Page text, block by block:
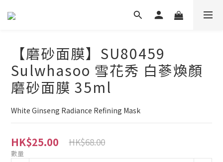
【磨砂面膜】SU80459
Sulwhasoo 雪花秀 白蔘煥顏
磨砂面膜 35ml
White Ginseng Radiance Refining Mask
HK$25.00 HK$68.00
數量